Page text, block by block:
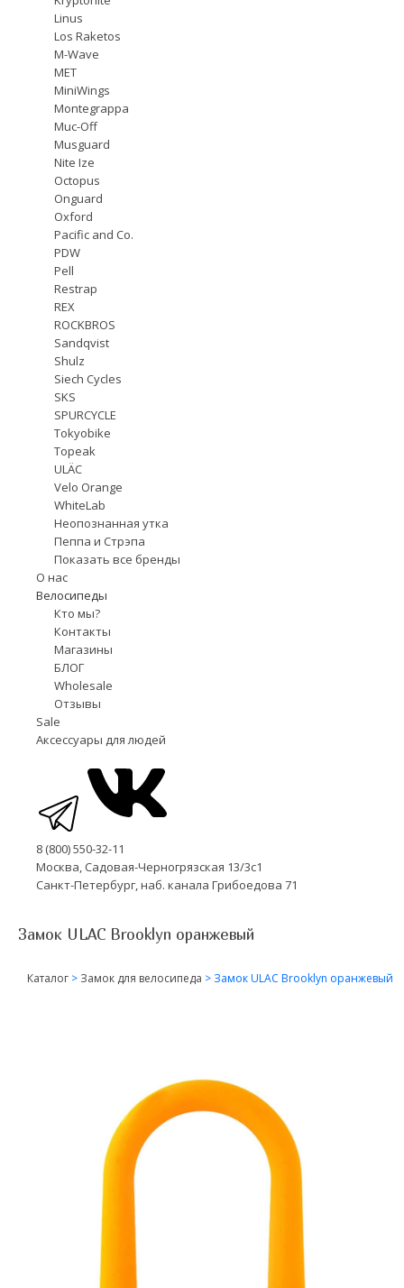
Linus
Los Raketos
M-Wave
MET
MiniWings
Montegrappa
Muc-Off
Musguard
Nite Ize
Octopus
Onguard
Oxford
Pacific and Co.
PDW
Pell
Restrap
REX
ROCKBROS
Sandqvist
Shulz
Siech Cycles
SKS
SPURCYCLE
Tokyobike
Topeak
ULÄC
Velo Orange
WhiteLab
Неопознанная утка
Пеппа и Стрэпа
Показать все бренды
О нас
Велосипеды
Кто мы?
Контакты
Магазины
БЛОГ
Wholesale
Отзывы
Sale
Аксессуары для людей
8 (800) 550-32-11
Москва, Садовая-Черногрязская 13/3с1
Санкт-Петербург, наб. канала Грибоедова 71
Замок ULAC Brooklyn оранжевый
Каталог > Замок для велосипеда > Замок ULAC Brooklyn оранжевый